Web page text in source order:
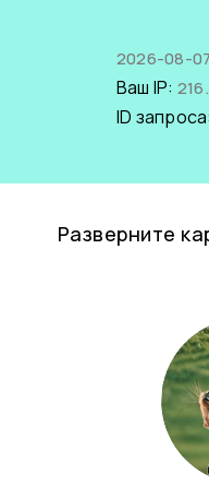
2026-08-
Ваш IP:
ID запроса:
Разверните